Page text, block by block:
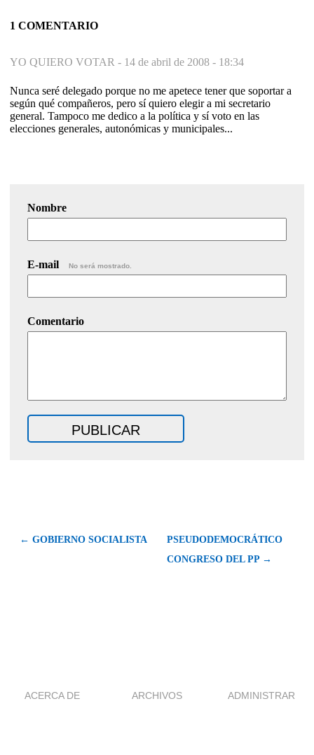
1 COMENTARIO
YO QUIERO VOTAR - 14 de abril de 2008 - 18:34
Nunca seré delegado porque no me apetece tener que soportar a
según qué compañeros, pero sí quiero elegir a mi secretario
general. Tampoco me dedico a la política y sí voto en las
elecciones generales, autonómicas y municipales...
Nombre
E-mail No será mostrado.
Comentario
← GOBIERNO SOCIALISTA
PSEUDODEMOCRÁTICO
CONGRESO DEL PP →
ACERCA DE ARCHIVOS ADMINISTRAR